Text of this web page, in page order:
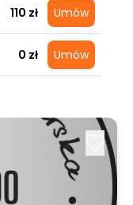
110 zł Umów
0 zł Umów